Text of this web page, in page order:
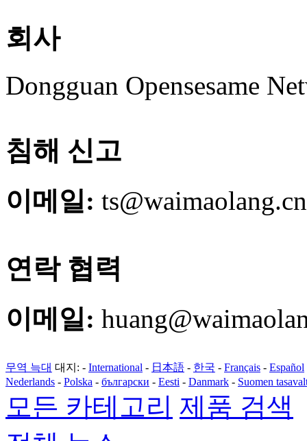
회사
Dongguan Opensesame
침해 신고
이메일: ts@waimaolang.cn
연락 협력
이메일:
무역 늑대 대지: - International - 日本語 - 한국 - Français - Español
Nederlands - Polska - български - Eesti - Danmark - Suomen
모든 카테고리 제품 검색